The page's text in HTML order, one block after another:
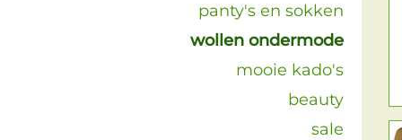
panty's en sokken
wollen ondermode
mooie kado's
beauty
sale